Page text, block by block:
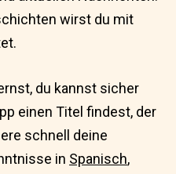
wirst du mit
du kannst sicher
einen Titel findest, der
schnell deine
in Spanisch,